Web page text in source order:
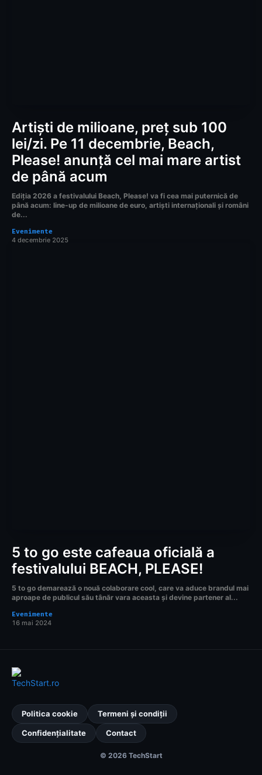
Artiști de milioane, preț sub 100
lei/zi. Pe 11 decembrie, Beach,
Please! anunță cel mai mare artist
de până acum
Ediția 2026 a festivalului Beach, Please! va fi cea mai puternică de
până acum: line-up de milioane de euro, artiști internaționali și români
de...
Evenimente
4 decembrie 2025
5 to go este cafeaua oficială a
festivalului BEACH, PLEASE!
5 to go demarează o nouă colaborare cool, care va aduce brandul mai
aproape de publicul său tânăr vara aceasta și devine partener al...
Evenimente
16 mai 2024
Politica cookie Termeni și condiții
Confidențialitate Contact
© 2026 TechStart